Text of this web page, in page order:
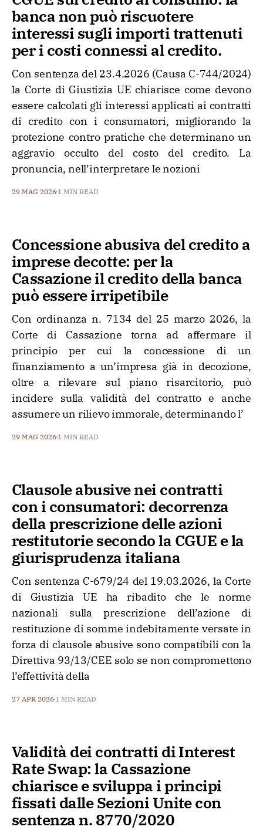
banca non può riscuotere
interessi sugli importi trattenuti
per i costi connessi al credito.
Con sentenza del 23.4.2026 (Causa C-744/2024)
la Corte di Giustizia UE chiarisce come devono
essere calcolati gli interessi applicati ai contratti
di credito con i consumatori, migliorando la
protezione contro pratiche che determinano un
aggravio occulto del costo del credito. La
pronuncia, nell’interpretare le nozioni
29 MAG 2026 1 MIN READ
Concessione abusiva del credito a
imprese decotte: per la
Cassazione il credito della banca
può essere irripetibile
Con ordinanza n. 7134 del 25 marzo 2026, la
Corte di Cassazione torna ad affermare il
principio per cui la concessione di un
finanziamento a un’impresa già in decozione,
oltre a rilevare sul piano risarcitorio, può
incidere sulla validità del contratto e anche
assumere un rilievo immorale, determinando l’
29 MAG 2026 1 MIN READ
Clausole abusive nei contratti
con i consumatori: decorrenza
della prescrizione delle azioni
restitutorie secondo la CGUE e la
giurisprudenza italiana
Con sentenza C-679/24 del 19.03.2026, la Corte
di Giustizia UE ha ribadito che le norme
nazionali sulla prescrizione dell’azione di
restituzione di somme indebitamente versate in
forza di clausole abusive sono compatibili con la
Direttiva 93/13/CEE solo se non compromettono
l’effettività della
27 APR 2026 1 MIN READ
Validità dei contratti di Interest
Rate Swap: la Cassazione
chiarisce e sviluppa i principi
fissati dalle Sezioni Unite con
sentenza n. 8770/2020